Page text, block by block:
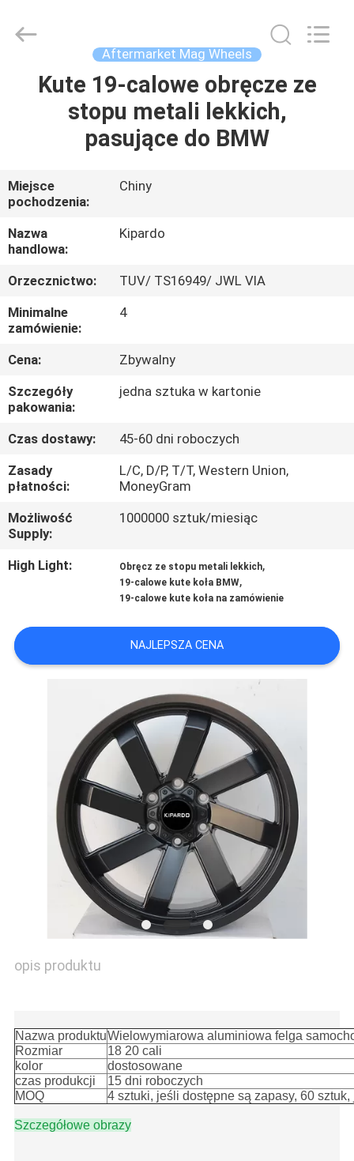
DOM
PRODUKTY
O
NAS
WYCIECZKA
PO
FABRYCE
KONTROLA
JAKOŚCI
SKONTAKTUJ
SIĘ
Z
NAMI
POPROSIĆ
WYCENĘ
PRIVACY
POLICY
Industry
Co.,Ltd.
Aftermarket Mag Wheels
Kute 19-calowe obręcze ze
stopu metali lekkich,
pasujące do BMW
Miejsce
pochodzenia:
Chiny
Nazwa
handlowa:
Kipardo
Orzecznictwo:
TUV/ TS16949/ JWL VIA
Minimalne
zamówienie:
4
Cena:
Zbywalny
Szczegóły
pakowania:
jedna sztuka w kartonie
Czas dostawy:
45-60 dni roboczych
Zasady
płatności:
L/C, D/P, T/T, Western Union,
MoneyGram
Możliwość
Supply:
1000000 sztuk/miesiąc
High Light: Obręcz ze stopu metali lekkich,
19-calowe kute koła BMW,
19-calowe kute koła na zamówienie
NAJLEPSZA CENA
opis produktu
Nazwa produktuWielowymiarowa aluminiowa felga
Rozmiar
18 20 cali
kolor
dostosowane
czas produkcji
15 dni roboczych
MOQ
4 sztuki, jeśli dostępne są zapasy, 60
Szczegółowe obrazy